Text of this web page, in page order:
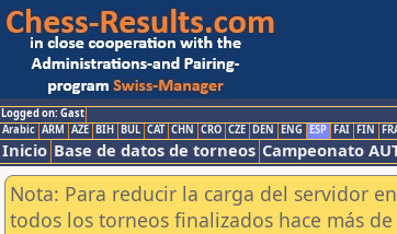
Logged on: Gast
Arabic ARM AZE BIH BUL CAT CHN CRO CZE DEN ENG ESP FAI FIN
Inicio Base de datos de torneos Campeonato
Nota: Para reducir la carga del servidor
todos los torneos finalizados hace más